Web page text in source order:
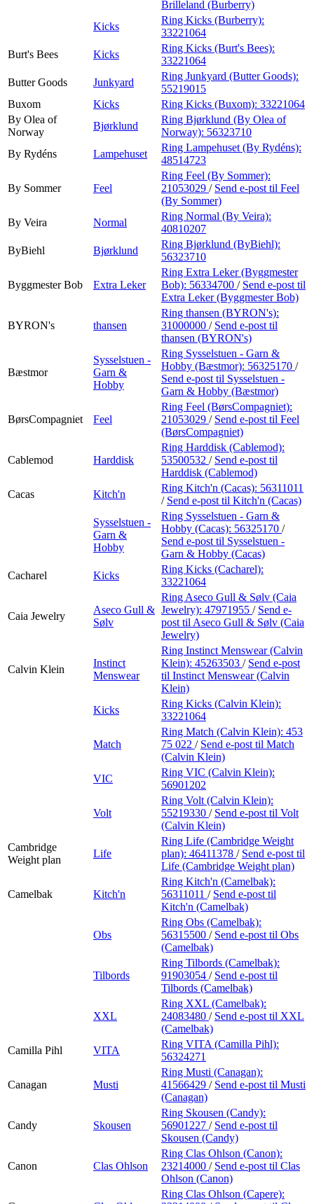
Brilleland (Burberry)
Kicks
Ring Kicks (Burberry):
33221064
Burt's Bees
Kicks
Ring Kicks (Burt's Bees):
33221064
Butter Goods
Junkyard
Ring Junkyard (Butter Goods):
55219015
Buxom
Kicks Ring Kicks (Buxom): 33221064
By Olea of
Norway
Bjørklund
Ring Bjørklund (By Olea of
Norway): 56323710
By Rydéns
Lampehuset
Ring Lampehuset (By Rydéns):
48514723
By Sommer Feel
Ring Feel (By Sommer):
21053029 / Send e-post til Feel
(By Sommer)
By Veira
Normal
Ring Normal (By Veira):
40810207
ByBiehl
Bjørklund
Ring Bjørklund (ByBiehl):
56323710
Byggmester Bob Extra Leker
Ring Extra Leker (Byggmester
Bob): 56334700 / Send e-post til
Extra Leker (Byggmester Bob)
BYRON's thansen
Ring thansen (BYRON's):
31000000 / Send e-post til
thansen (BYRON's)
Bæstmor
Sysselstuen -
Garn &
Hobby
Ring Sysselstuen - Garn &
Hobby (Bæstmor): 56325170 /
Send e-post til Sysselstuen -
Garn & Hobby (Bæstmor)
BørsCompagniet Feel
Ring Feel (BørsCompagniet):
21053029 / Send e-post til Feel
(BørsCompagniet)
Cablemod Harddisk
Ring Harddisk (Cablemod):
53500532 / Send e-post til
Harddisk (Cablemod)
Cacas
Kitch'n
Ring Kitch'n (Cacas): 56311011
/ Send e-post til Kitch'n (Cacas)
Sysselstuen -
Garn &
Hobby
Ring Sysselstuen - Garn &
Hobby (Cacas): 56325170 /
Send e-post til Sysselstuen -
Garn & Hobby (Cacas)
Cacharel
Kicks
Ring Kicks (Cacharel):
33221064
Caia Jewelry
Aseco Gull &
Sølv
Ring Aseco Gull & Sølv (Caia
Jewelry): 47971955 / Send e-
post til Aseco Gull & Sølv (Caia
Jewelry)
Calvin Klein
Instinct
Menswear
Ring Instinct Menswear (Calvin
Klein): 45263503 / Send e-post
til Instinct Menswear (Calvin
Klein)
Kicks
Ring Kicks (Calvin Klein):
33221064
Match
Ring Match (Calvin Klein): 453
75 022 / Send e-post til Match
(Calvin Klein)
VIC
Ring VIC (Calvin Klein):
56901202
Volt
Ring Volt (Calvin Klein):
55219330 / Send e-post til Volt
(Calvin Klein)
Cambridge
Weight plan
Life
Ring Life (Cambridge Weight
plan): 46411378 / Send e-post til
Life (Cambridge Weight plan)
Camelbak Kitch'n
Ring Kitch'n (Camelbak):
56311011 / Send e-post til
Kitch'n (Camelbak)
Obs
Ring Obs (Camelbak):
56315500 / Send e-post til Obs
(Camelbak)
Tilbords
Ring Tilbords (Camelbak):
91903054 / Send e-post til
Tilbords (Camelbak)
XXL
Ring XXL (Camelbak):
24083480 / Send e-post til XXL
(Camelbak)
Camilla Pihl
VITA
Ring VITA (Camilla Pihl):
56324271
Canagan Musti
Ring Musti (Canagan):
41566429 / Send e-post til Musti
(Canagan)
Candy Skousen
Ring Skousen (Candy):
56901227 / Send e-post til
Skousen (Candy)
Canon Clas Ohlson
Ring Clas Ohlson (Canon):
23214000 / Send e-post til Clas
Ohlson (Canon)
Ring Clas Ohlson (Capere):